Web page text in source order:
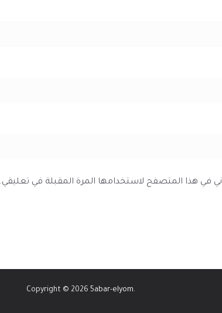
في هذا المتصفح لاستخدامها المرة المقبلة في تعليقي.
Copyright © 2026 5abar-elyom.